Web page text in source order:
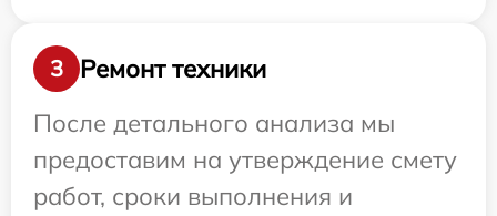
3
Ремонт техники
После детального анализа мы
предоставим на утверждение смету
работ, сроки выполнения и